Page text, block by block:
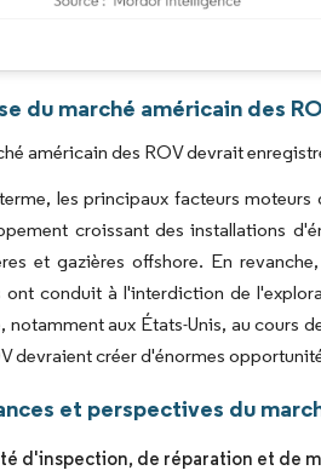
du marché américain des
américain des ROV devrait
les principaux facteurs
croissant des installations
et gazières offshore. En
ont conduit à l'interdiction de
notamment aux États-Unis, au cours
devraient créer d'énormes
et perspectives du
d'inspection, de réparation et de